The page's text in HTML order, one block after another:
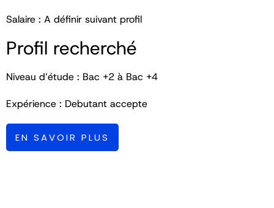
Salaire : A définir suivant profil
Profil recherché
Niveau d’étude : Bac +2 à Bac +4
Expérience : Debutant accepte
EN SAVOIR PLUS